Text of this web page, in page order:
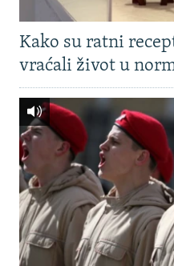
Kako su ratni
vraćali život u